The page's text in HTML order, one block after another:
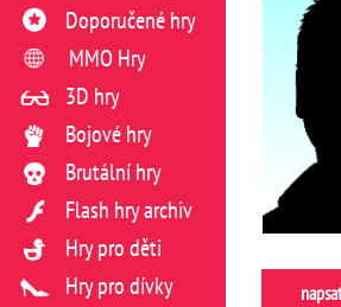
Doporučené hry
MMO Hry
3D hry
Bojové hry
Brutální hry
Flash hry archiv
Hry pro děti
Hry pro dívky